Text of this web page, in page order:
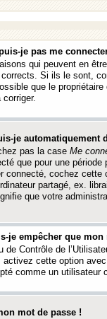
je pas me
qui peuvent en
Si ils le sont,
que le
je automatiquement
pas la case Me
que pour une période
connecté, cochez cette
partagé, ex.
que votre
je empêcher que
de Contrôle de
activez cette option avec
comme un utilisateur
mot de passe !